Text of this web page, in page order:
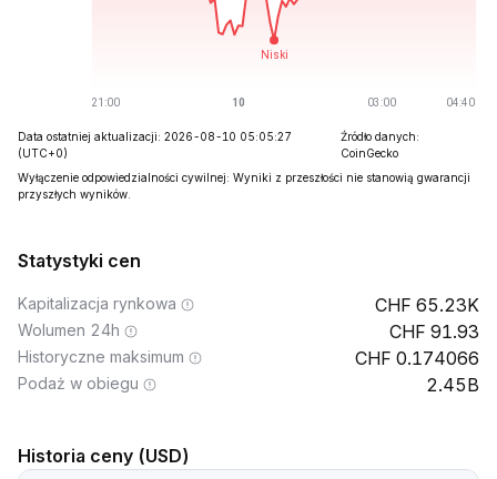
Data ostatniej aktualizacji: 2026-08-10 05:05:27
(UTC+0)
Źródło danych:
CoinGecko
Wyłączenie odpowiedzialności cywilnej: Wyniki z przeszłości nie stanowią gwarancji
przyszłych wyników.
Statystyki cen
Kapitalizacja rynkowa 65.23K
Wolumen 24h 91.93
Historyczne maksimum 0.174066
Podaż w obiegu 2.45B
Historia ceny (USD)